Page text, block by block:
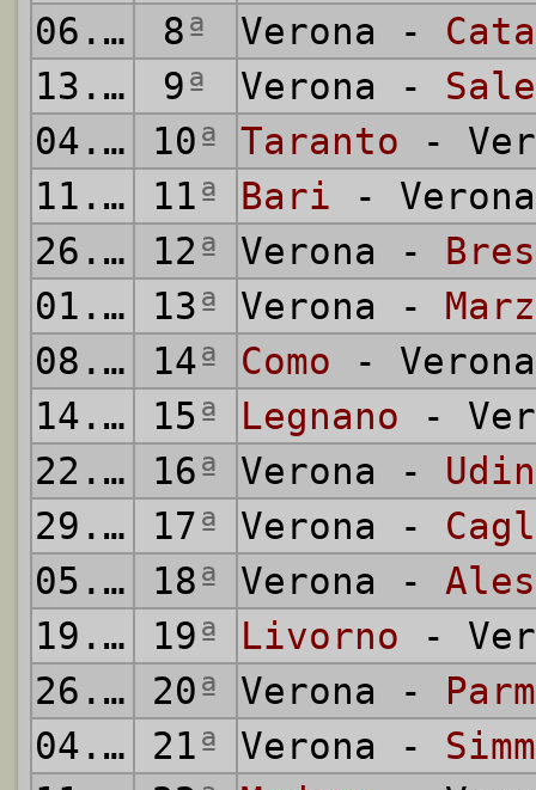
06.11.1955
8ª Verona -
13.11.1955
9ª Verona -
04.12.1955
10ª Taranto -
11.12.1955
11ª Bari - Verona
26.12.1955
12ª Verona -
01.01.1956
13ª Verona -
08.01.1956
14ª Como - Verona
14.01.1956
15ª Legnano -
22.01.1956
16ª Verona -
29.01.1956
17ª Verona -
05.02.1956
18ª Verona -
19.02.1956
19ª Livorno -
26.02.1956
20ª Verona -
04.03.1956
21ª Verona -